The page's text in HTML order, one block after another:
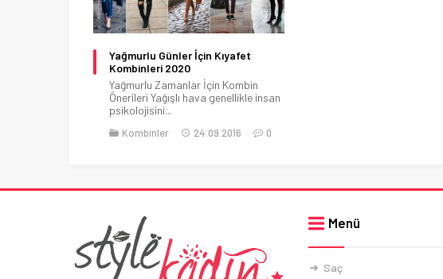
Yağmurlu Günler İçin Kıyafet
Kombinleri 2020
Yağmurlu Zamanlar İçin Kombin
Önerileri Yağışlı hava genellikle insan
psikolojisini...
Kombinler 24.09.2016 0
Menü
Saç